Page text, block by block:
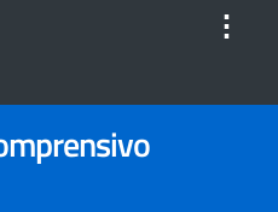
⋮